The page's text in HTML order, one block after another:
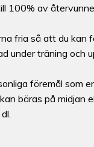
100% av
fria så att du
under träning och
föremål som
bäras på